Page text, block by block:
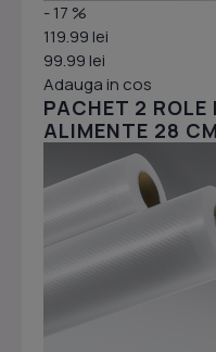
- 17 %
119.99 lei
99.99 lei
Adauga in cos
PACHET 2
ALIMENTE 28